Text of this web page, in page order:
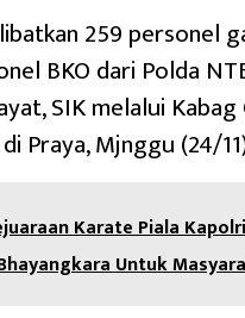
259 personel
BKO dari Polda
SIK melalui
Praya, Mjnggu (24/
Karate Piala
Untuk